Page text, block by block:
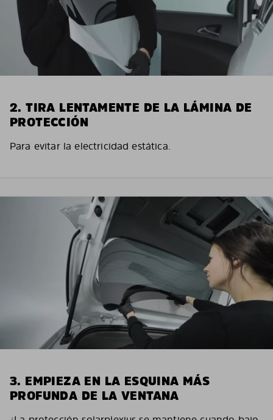
2. TIRA LENTAMENTE DE LA LÁMINA DE
PROTECCIÓN
Para evitar la electricidad estática.
3. EMPIEZA EN LA ESQUINA MÁS
PROFUNDA DE LA VENTANA